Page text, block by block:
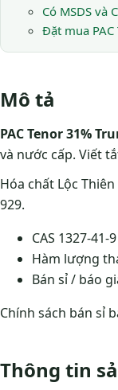
Có MSDS và
Đặt mua PAC
Mô tả
PAC Tenor 31%
và nước cấp. Viết
Hóa chất Lộc Thiên
929.
CAS 1327-
Hàm lượng
Bán sỉ / báo
Chính sách bán sỉ
Thông tin